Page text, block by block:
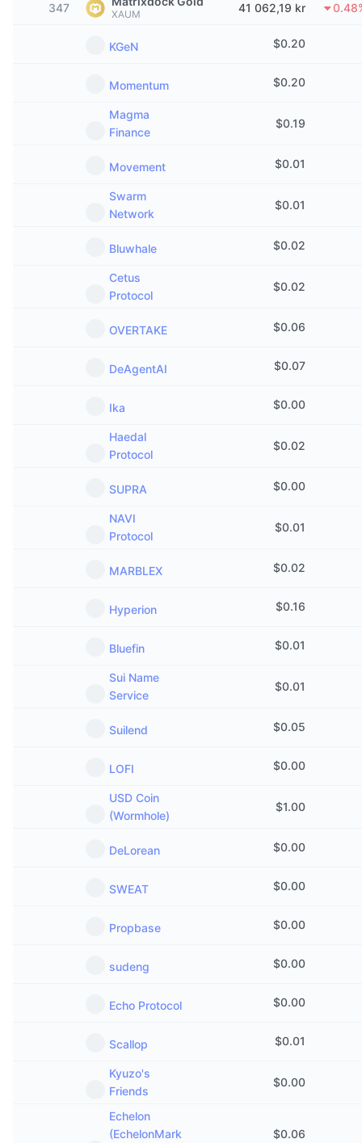
Trending
Teknologi
Samlet NFT-statistikk
Kommende salg
Krypto-ETF-er
Bitcoin ETF-er
Ethereum ETF-er
Hendelseskalender
347 XAUM 41 062,19 kr
KGeN $0.20
Momentum $0.20
Magma
Finance
$0.19
Movement $0.01
Swarm
Network
$0.01
Bluwhale $0.02
Cetus
Protocol
$0.02
OVERTAKE $0.06
DeAgentAI $0.07
Ika $0.00
Haedal
Protocol
$0.02
SUPRA $0.00
NAVI
Protocol
$0.01
MARBLEX $0.02
Hyperion $0.16
Bluefin $0.01
Sui Name
Service
$0.01
Suilend $0.05
LOFI $0.00
USD Coin
(Wormhole)
$1.00
DeLorean $0.00
SWEAT $0.00
Propbase $0.00
sudeng $0.00
Echo Protocol $0.00
Scallop $0.01
Kyuzo's
Friends
$0.00
Echelon
(EchelonMark
$0.06